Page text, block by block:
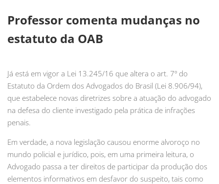
Professor comenta mudanças no
estatuto da OAB
Já está em vigor a Lei 13.245/16 que altera o art. 7º do
Estatuto da Ordem dos Advogados do Brasil (Lei 8.906/94),
que estabelece novas diretrizes sobre a atuação do advogado
na defesa do cliente investigado pela prática de infrações
penais.
Em verdade, a nova legislação causou enorme alvoroço no
mundo policial e jurídico, pois, em uma primeira leitura, o
Advogado passa a ter direitos de participar da produção dos
elementos informativos em desfavor do suspeito, tais como